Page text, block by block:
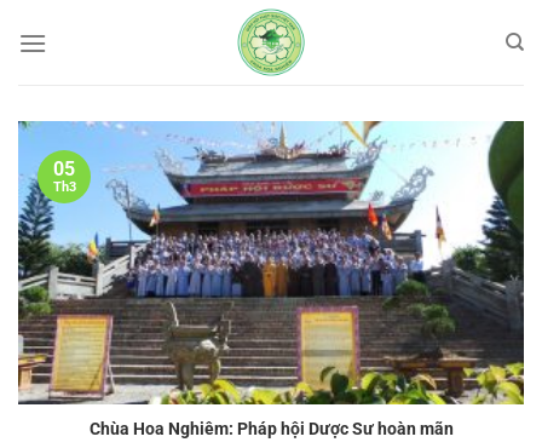
qua
Chùa Hoa Nghiêm: Pháp hội Dược Sư hoàn mãn
05
Th3